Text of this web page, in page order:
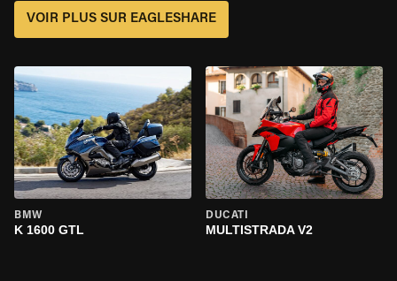
VOIR PLUS SUR EAGLESHARE
BMW
K 1600 GTL
DUCATI
MULTISTRADA V2